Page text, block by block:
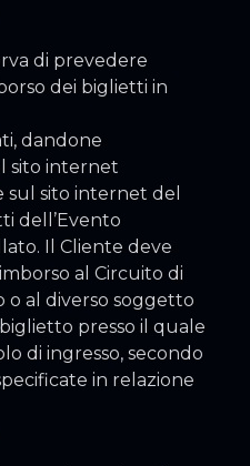
di prevedere
dei biglietti in
dandone
sito internet
sul sito internet del
dell’Evento
Il Cliente deve
al Circuito di
o al diverso soggetto
presso il quale
di ingresso, secondo
in relazione